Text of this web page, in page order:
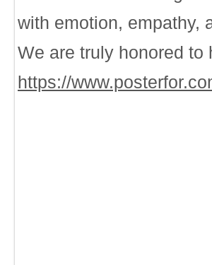
with emotion, empathy,
We are truly honored
https://